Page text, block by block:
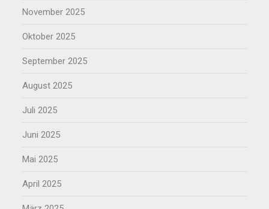
November 2025
Oktober 2025
September 2025
August 2025
Juli 2025
Juni 2025
Mai 2025
April 2025